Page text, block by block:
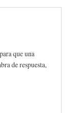
que una
de respuesta,